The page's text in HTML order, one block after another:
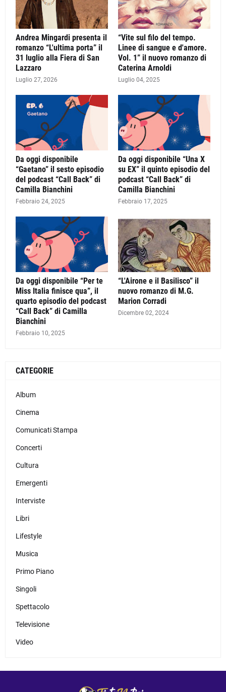
Andrea Mingardi presenta il
romanzo “L'ultima porta” il
31 luglio alla Fiera di San
Lazzaro
Luglio 27, 2026
“Vite sul filo del tempo.
Linee di sangue e d'amore.
Vol. 1” il nuovo romanzo di
Caterina Arnoldi
Luglio 04, 2025
Da oggi disponibile
“Gaetano” il sesto episodio
del podcast “Call Back” di
Camilla Bianchini
Febbraio 24, 2025
Da oggi disponibile “Una X
su EX” il quinto episodio del
podcast “Call Back” di
Camilla Bianchini
Febbraio 17, 2025
Da oggi disponibile “Per te
Miss Italia finisce qua”, il
quarto episodio del podcast
“Call Back” di Camilla
Bianchini
Febbraio 10, 2025
“L'Airone e il Basilisco” il
nuovo romanzo di M.G.
Marion Corradi
Dicembre 02, 2024
CATEGORIE
Album
Cinema
Comunicati Stampa
Concerti
Cultura
Emergenti
Interviste
Libri
Lifestyle
Musica
Primo Piano
Singoli
Spettacolo
Televisione
Video